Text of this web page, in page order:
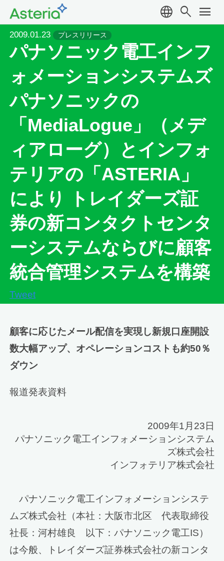
language search menu
2009.01.23 プレスリリース
パナソニック電工インフ
ォメーションシステムズ
パナソニックの
「MediaLogue」（メデ
ィアローグ）とインフォ
テリアの「ASTERIA」
により トレイダーズ証
券の新コンタクトセンタ
ーシステムならびに顧客
統合管理システムを構築
Tweet
顧客に応じたメール配信を実現し新規口座開設
数大幅アップ、オペレーションコストも約50％
ダウン
報道発表資料
2009年1月23日
パナソニック電工インフォメーションシステム
ズ株式会社
インフォテリア株式会社
パナソニック電工インフォメーションシステ
ムズ株式会社（本社：大阪市北区 代表取締役
社長：河村雄良 以下：パナソニック電工IS）
は今般、トレイダーズ証券株式会社の新コンタ